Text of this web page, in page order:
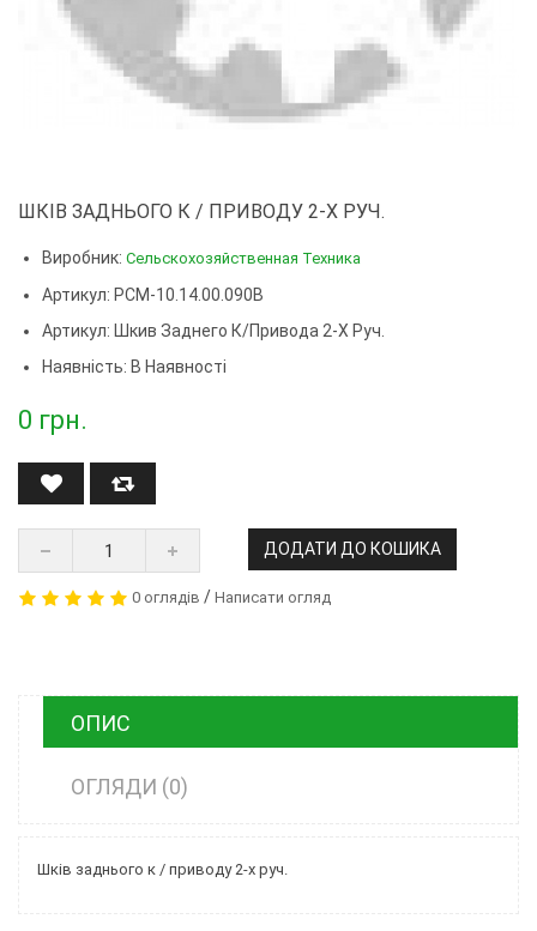
ШКІВ ЗАДНЬОГО К / ПРИВОДУ 2-Х РУЧ.
Виробник: Сельскохозяйственная Техника
Артикул: РСМ-10.14.00.090В
Артикул: Шкив Заднего К/привода 2-Х Руч.
Наявність: В Наявності
0 грн.
ДОДАТИ ДО КОШИКА
0 оглядів / Написати огляд
ОПИС
ОГЛЯДИ (0)
Шків заднього к / приводу 2-х руч.